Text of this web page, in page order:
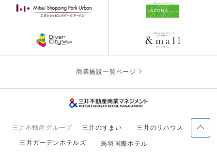
商業施設一覧ページ
三井不動産グループ 三井のすまい 三井のリハウス
三井ガーデンホテルズ 鳥羽国際ホテル